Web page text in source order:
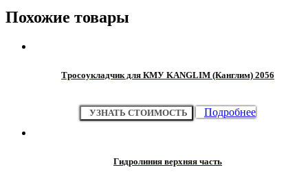
Похожие товары
Тросоукладчик для КМУ KANGLIM (Канглим) 2056
УЗНАТЬ СТОИМОСТЬ Подробнее
Гидролиния верхняя часть